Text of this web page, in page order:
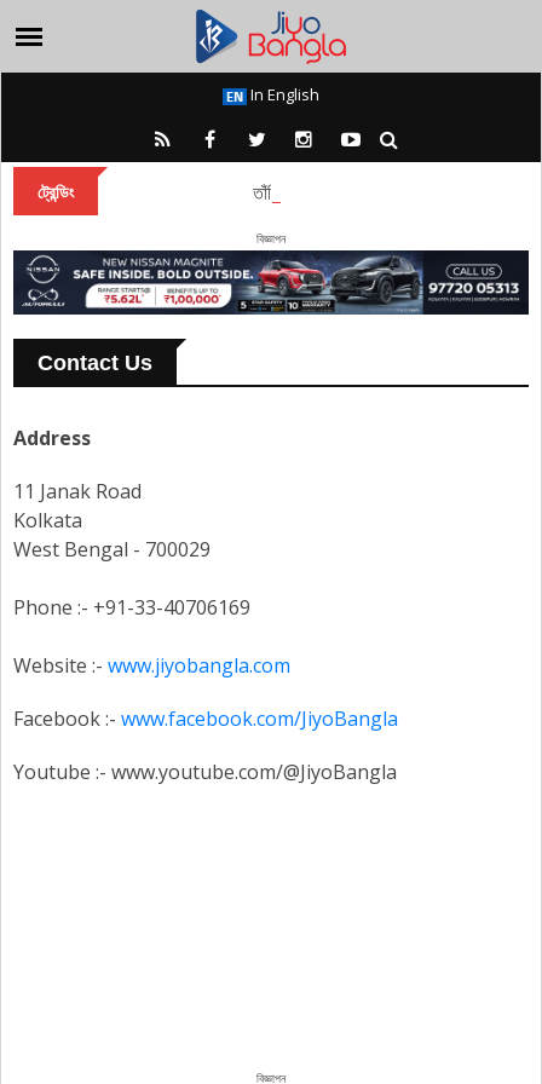
In English
ট্রেন্ডিং তাঁবি থেকে পদ্ম, সন্ধিপুজো ঘিরে অজস্র আচার-
বিজ্ঞাপন
Contact Us
Address
11 Janak Road
Kolkata
West Bengal - 700029
Phone :- +91-33-40706169
Website :- www.jiyobangla.com
Facebook :- www.facebook.com/JiyoBangla
Youtube :- www.youtube.com/@JiyoBangla
বিজ্ঞাপন